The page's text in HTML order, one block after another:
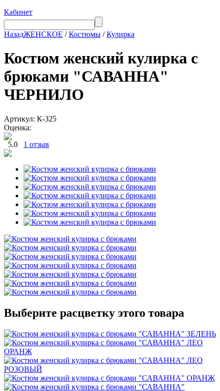
Кабинет
НазадЖЕНСКОЕ /Костюмы /Кулирка
Костюм женский кулирка с
брюками "САВАННА"
ЧЕРНИЛО
Артикул: К-325
Оценка:
5.0
1 отзыв
Выберите расцветку этого товара